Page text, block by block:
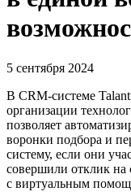
5 сентября 2024
В CRM-системе
организации
позволяет
воронки подбора и
систему, если они
совершили отклик на
с виртуальным